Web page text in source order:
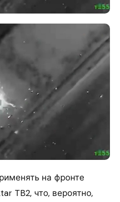
на фронте
TB2, что, вероятно,